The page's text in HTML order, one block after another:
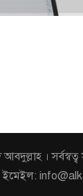
। সর্বস্বত্ব
ইমেইল: